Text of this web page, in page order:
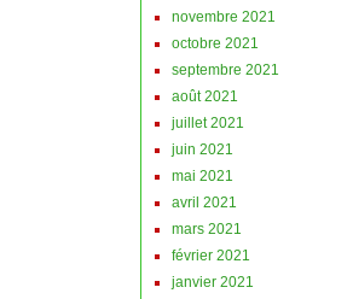
novembre 2021
octobre 2021
septembre 2021
août 2021
juillet 2021
juin 2021
mai 2021
avril 2021
mars 2021
février 2021
janvier 2021